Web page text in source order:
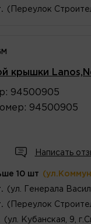
(Переулок
крышки
: 94500905
: 94500905
Написать
10 шт
(ул. Генерала
(Переулок
(ул. Кубанская, 9,